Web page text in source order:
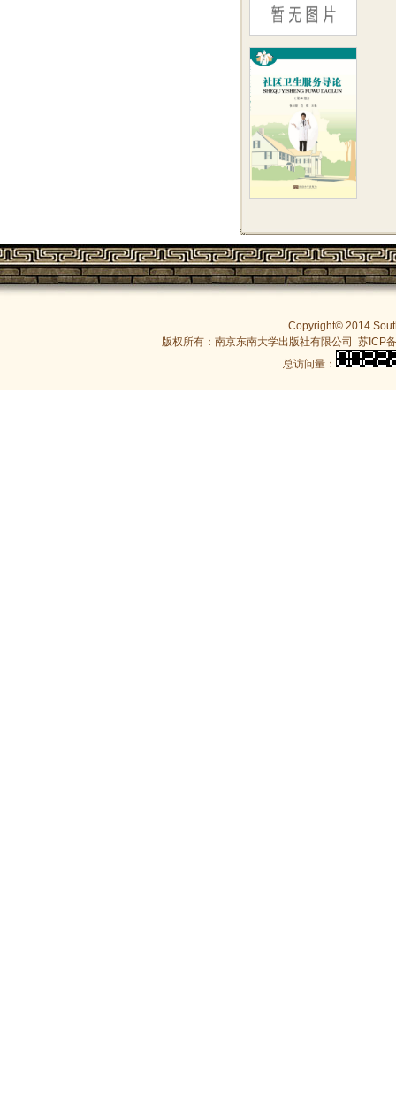
Copyright© 2014
版权所有：南京东南大学出版社有限公司 苏ICP
总访问量：